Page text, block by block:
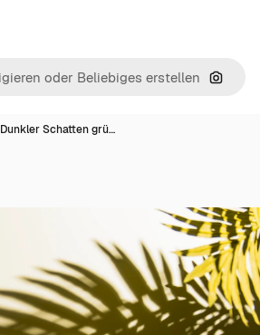
Nach
Dunkler Schatten grü…